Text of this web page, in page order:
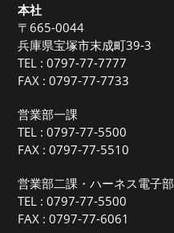
本社
〒665-0044
兵庫県宝塚市末成町39-3
TEL :0797-77-7777
FAX : 0797-77-7733
営業部一課
TEL :0797-77-5500
FAX : 0797-77-5510
営業部二課・ハーネス電子部
TEL :0797-77-5500
FAX : 0797-77-6061